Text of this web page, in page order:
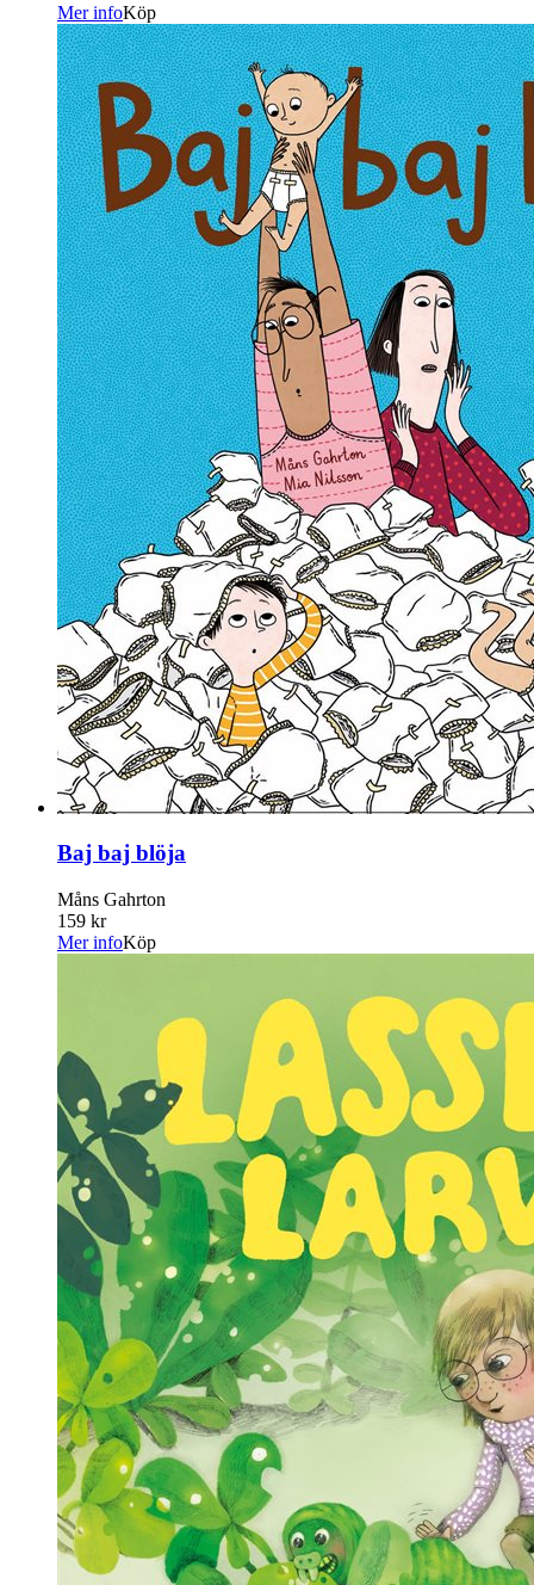
Mer infoKöp
Baj baj blöja
Måns Gahrton
159 kr
Mer infoKöp